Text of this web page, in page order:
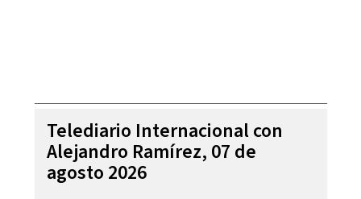
Telediario Internacional con
Alejandro Ramírez, 07 de
agosto 2026